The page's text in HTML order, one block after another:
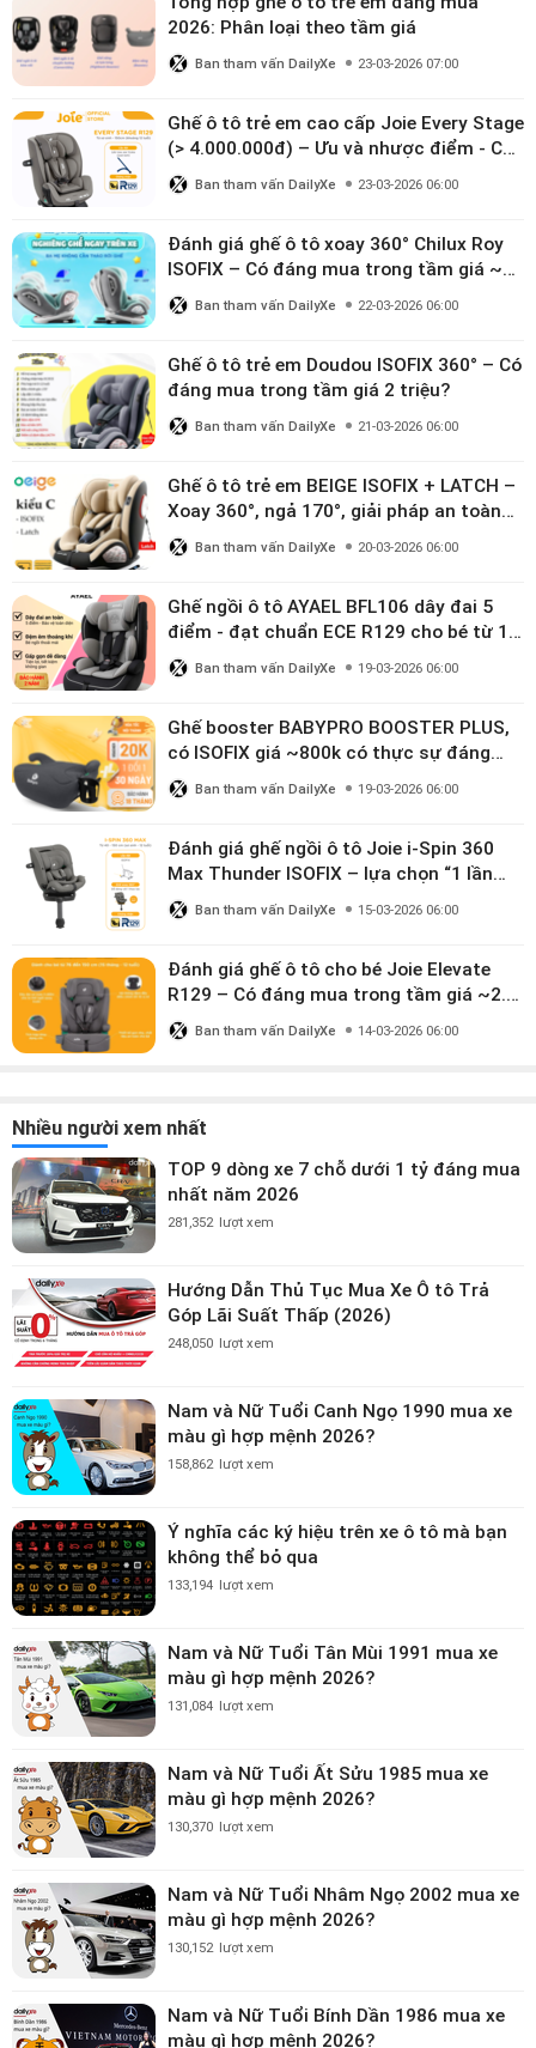
2026: Phân loại theo tầm giá
Ban tham vấn DailyXe 23-03-2026 07:00
Ghế ô tô trẻ em cao cấp Joie Every Stage
(> 4.000.000đ) – Ưu và nhược điểm - Có
đáng đầu tư cho bé từ 0–12 tuổi?
Ban tham vấn DailyXe 23-03-2026 06:00
Đánh giá ghế ô tô xoay 360° Chilux Roy
ISOFIX – Có đáng mua trong tầm giá ~3
triệu
Ban tham vấn DailyXe 22-03-2026 06:00
Ghế ô tô trẻ em Doudou ISOFIX 360° – Có
đáng mua trong tầm giá 2 triệu?
Ban tham vấn DailyXe 21-03-2026 06:00
Ghế ô tô trẻ em BEIGE ISOFIX + LATCH –
Xoay 360°, ngả 170°, giải pháp an toàn
linh hoạt cho bé 0–10 tuổi
Ban tham vấn DailyXe 20-03-2026 06:00
Ghế ngồi ô tô AYAEL BFL106 dây đai 5
điểm - đạt chuẩn ECE R129 cho bé từ 1–
10 tuổi
Ban tham vấn DailyXe 19-03-2026 06:00
Ghế booster BABYPRO BOOSTER PLUS,
có ISOFIX giá ~800k có thực sự đáng
mua?
Ban tham vấn DailyXe 19-03-2026 06:00
Đánh giá ghế ngồi ô tô Joie i-Spin 360
Max Thunder ISOFIX – lựa chọn “1 lần
dùng đến 12 năm” có đáng giá gần 9
triệu?
Ban tham vấn DailyXe 15-03-2026 06:00
Đánh giá ghế ô tô cho bé Joie Elevate
R129 – Có đáng mua trong tầm giá ~2.8
triệu?
Ban tham vấn DailyXe 14-03-2026 06:00
Nhiều người xem nhất
TOP 9 dòng xe 7 chỗ dưới 1 tỷ đáng mua
nhất năm 2026
281,352 lượt xem
Hướng Dẫn Thủ Tục Mua Xe Ô tô Trả
Góp Lãi Suất Thấp (2026)
248,050 lượt xem
Nam và Nữ Tuổi Canh Ngọ 1990 mua xe
màu gì hợp mệnh 2026?
158,862 lượt xem
Ý nghĩa các ký hiệu trên xe ô tô mà bạn
không thể bỏ qua
133,194 lượt xem
Nam và Nữ Tuổi Tân Mùi 1991 mua xe
màu gì hợp mệnh 2026?
131,084 lượt xem
Nam và Nữ Tuổi Ất Sửu 1985 mua xe
màu gì hợp mệnh 2026?
130,370 lượt xem
Nam và Nữ Tuổi Nhâm Ngọ 2002 mua xe
màu gì hợp mệnh 2026?
130,152 lượt xem
Nam và Nữ Tuổi Bính Dần 1986 mua xe
màu gì hợp mệnh 2026?